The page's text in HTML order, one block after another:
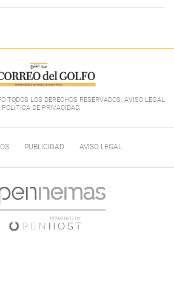
TODOS LOS DERECHOS RESERVADOS. AVISO LEGAL
POLÍTICA DE PRIVACIDAD.
PUBLICIDAD AVISO LEGAL